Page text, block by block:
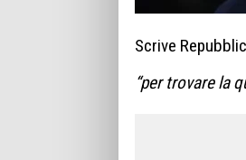
Scrive
“per trovare la